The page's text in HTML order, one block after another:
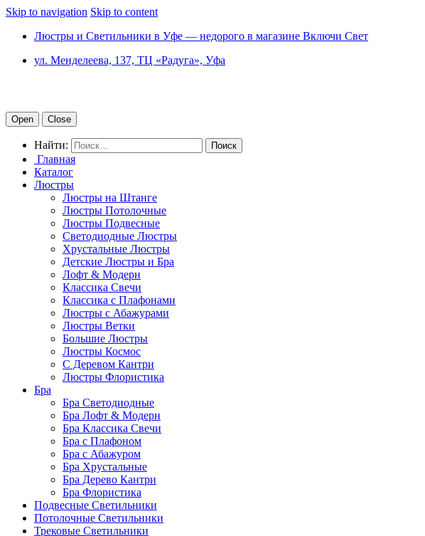
Skip to navigation Skip to content
Люстры и Светильники в Уфе — недорого в магазине Включи Свет
ул. Менделеева, 137, ТЦ «Радуга», Уфа
Open Close
Найти:
Главная
Каталог
Люстры
Люстры на Штанге
Люстры Потолочные
Люстры Подвесные
Светодиодные Люстры
Хрустальные Люстры
Детские Люстры и Бра
Лофт & Модерн
Классика Свечи
Классика с Плафонами
Люстры с Абажурами
Люстры Ветки
Большие Люстры
Люстры Космос
С Деревом Кантри
Люстры Флористика
Бра
Бра Светодиодные
Бра Лофт & Модерн
Бра Классика Свечи
Бра с Плафоном
Бра с Абажуром
Бра Хрустальные
Бра Дерево Кантри
Бра Флористика
Подвесные Светильники
Потолочные Светильники
Трековые Светильники